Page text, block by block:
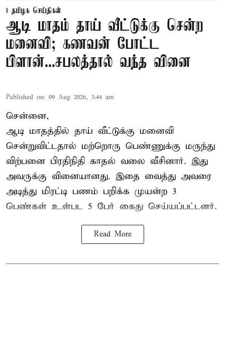
தமிழக செய்திகள்
ஆடி மாதம் தாய் வீட்டுக்கு சென்ற
மனைவி; கணவன் போட்ட
பிளான்...சபலத்தால் வந்த வினை
Published on: 09 Aug 2026, 3:44 am
சென்னை,
ஆடி மாதத்தில் தாய் வீட்டுக்கு மனைவி
சென்றுவிட்டதால் மற்றொரு பெண்ணுக்கு மருந்து
விற்பனை பிரதிநிதி காதல் வலை வீசினார். இது
அவருக்கு வினையானது. இதை வைத்து அவரை
அடித்து மிரட்டி பணம் பறிக்க முயன்ற 3
பெண்கள் உள்பட 5 பேர் கைது செய்யப்பட்டனர்.
Read More